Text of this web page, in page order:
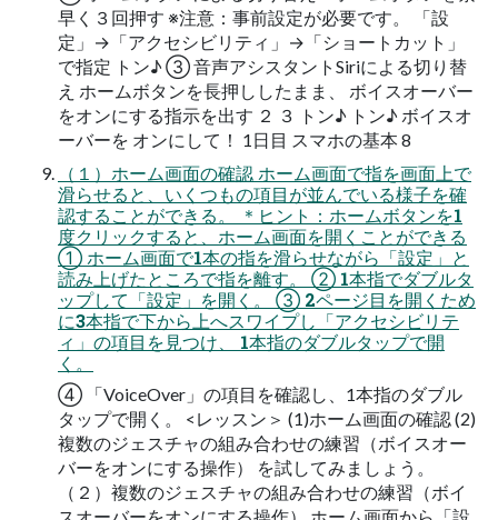
早く３回押す ※注意：事前設定が必要です。 「設
定」→「アクセシビリティ」→「ショートカット」
で指定 トン♪ ③ 音声アシスタントSiriによる切り替
え ホームボタンを長押ししたまま、 ボイスオーバー
をオンにする指示を出す ２ ３ トン♪ トン♪ ボイスオ
ーバーを オンにして！ 1日目 スマホの基本 8
（１）ホーム画面の確認 ホーム画面で指を画面上で
滑らせると、いくつもの項目が並んでいる様子を確
認することができる。 ＊ヒント：ホームボタンを1
度クリックすると、ホーム画面を開くことができる
① ホーム画面で1本の指を滑らせながら「設定」と
読み上げたところで指を離す。 ② 1本指でダブルタ
ップして「設定」を開く。 ③ 2ページ目を開くため
に3本指で下から上へスワイプし「アクセシビリテ
ィ」の項目を見つけ、 1本指のダブルタップで開
く。
④ 「VoiceOver」の項目を確認し、1本指のダブル
タップで開く。 <レッスン＞ (1)ホーム画面の確認 (2)
複数のジェスチャの組み合わせの練習（ボイスオー
バーをオンにする操作） を試してみましょう。
（２）複数のジェスチャの組み合わせの練習（ボイ